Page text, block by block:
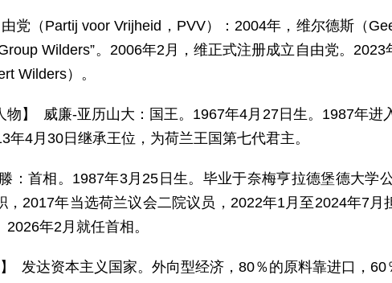
由党（Partij voor Vrijheid，PVV）：2004年，维尔德斯（
Wilders”。2006年2月，维正式注册成立自由党。
Wilders）。
物】 威廉-亚历山大：国王。1967年4月27日生。1987年进
年4月30日继承王位，为荷兰王国第七代君主。
：首相。1987年3月25日生。毕业于奈梅亨拉德堡德大学
，2017年当选荷兰议会二院议员，2022年1月至2024年7月
年2月就任首相。
】 发达资本主义国家。外向型经济，80％的原料靠进口，